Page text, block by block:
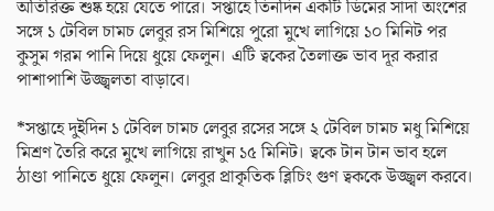
অতিরিক্ত শুষ্ক হয়ে যেতে পারে। সপ্তাহে তিনদিন একটি ডিমের সাদা অংশের
সঙ্গে ১ টেবিল চামচ লেবুর রস মিশিয়ে পুরো মুখে লাগিয়ে ১০ মিনিট পর
কুসুম গরম পানি দিয়ে ধুয়ে ফেলুন। এটি ত্বকের তৈলাক্ত ভাব দূর করার
পাশাপাশি উজ্জ্বলতা বাড়াবে।
*সপ্তাহে দুইদিন ১ টেবিল চামচ লেবুর রসের সঙ্গে ২ টেবিল চামচ মধু মিশিয়ে
মিশ্রণ তৈরি করে মুখে লাগিয়ে রাখুন ১৫ মিনিট। ত্বকে টান টান ভাব হলে
ঠাণ্ডা পানিতে ধুয়ে ফেলুন। লেবুর প্রাকৃতিক ব্লিচিং গুণ ত্বককে উজ্জ্বল করবে।